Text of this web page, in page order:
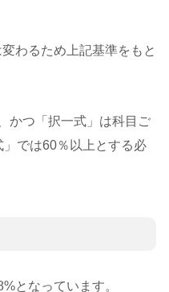
わるため上記基準をもと
かつ「択一式」は科目ご
では60％以上とする必
となっています。